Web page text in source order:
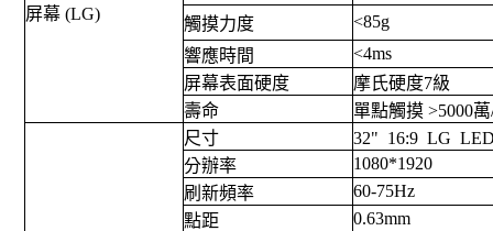
屏幕 (LG)
觸摸力度
<85g
響應時間
<4ms
屏幕表面硬度
摩氏硬度7級
壽命
單點觸摸 >5000
尺寸
32" 16:9 LG
分辦率
1080*1920
刷新頻率
60-75Hz
點距
0.63mm